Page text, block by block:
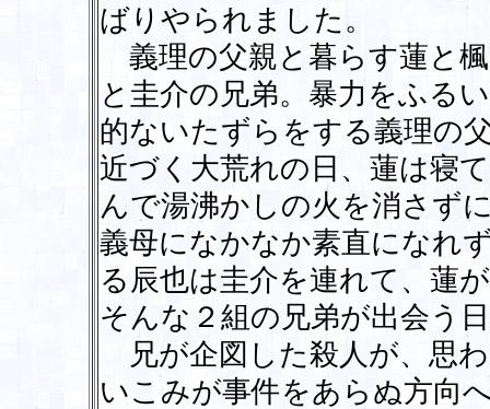
ばりやられました。
義理の父親と暮らす蓮と
と圭介の兄弟。暴力をふる
的ないたずらをする義理の
近づく大荒れの日、蓮は寝
んで湯沸かしの火を消さず
義母になかなか素直になれ
る辰也は圭介を連れて、蓮
そんな２組の兄弟が出会う
兄が企図した殺人が、思
いこみが事件をあらぬ方向